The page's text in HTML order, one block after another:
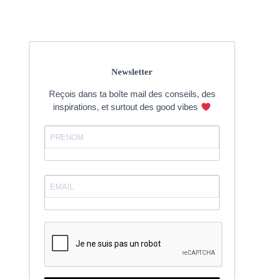
Newsletter
Reçois dans ta boîte mail des conseils, des
inspirations, et surtout des good vibes